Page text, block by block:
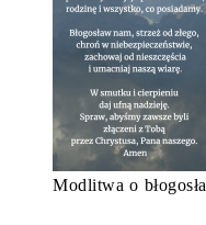
Modlitwa o